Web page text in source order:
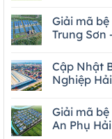
Giải mã
Trung Sơn
Cập Nhật
Nghiệp
Giải mã
An Phụ